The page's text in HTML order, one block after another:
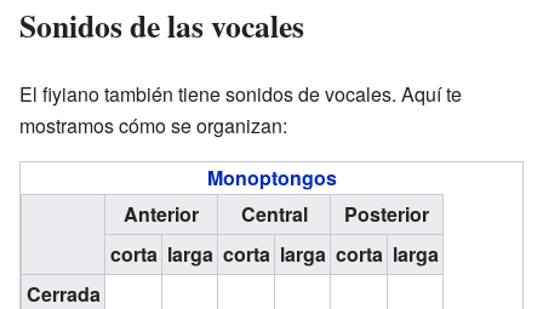
Sonidos de las vocales
El fiyiano también tiene sonidos de vocales. Aquí te
mostramos cómo se organizan:
Monoptongos
Anterior
Central
Posterior
corta larga corta larga corta larga
Cerrada